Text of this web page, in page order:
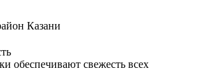
Казани
обеспечивают свежесть всех